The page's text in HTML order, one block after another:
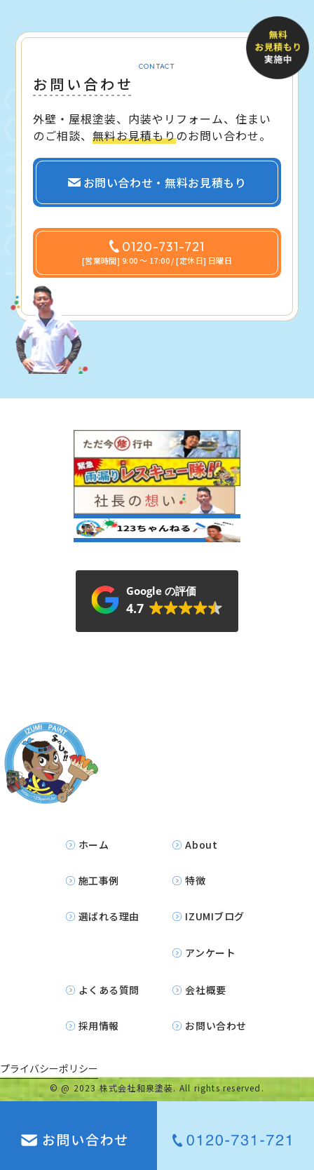
CONTACT
お問い合わせ
外壁・屋根塗装、内装やリフォーム、住まい
のご相談、無料お見積もりのお問い合わせ。
お問い合わせ・無料お見積もり
0120-731-721
[営業時間] 9:00 〜 17:00 / [定休日] 日曜日
Google の評価
4.7
ホーム About
施工事例 特徴
選ばれる理由 IZUMIブログ
アンケート
よくある質問 会社概要
採用情報 お問い合わせ
© @ 2023 株式会社和泉塗装. All rights reserved.
プライバシーポリシー